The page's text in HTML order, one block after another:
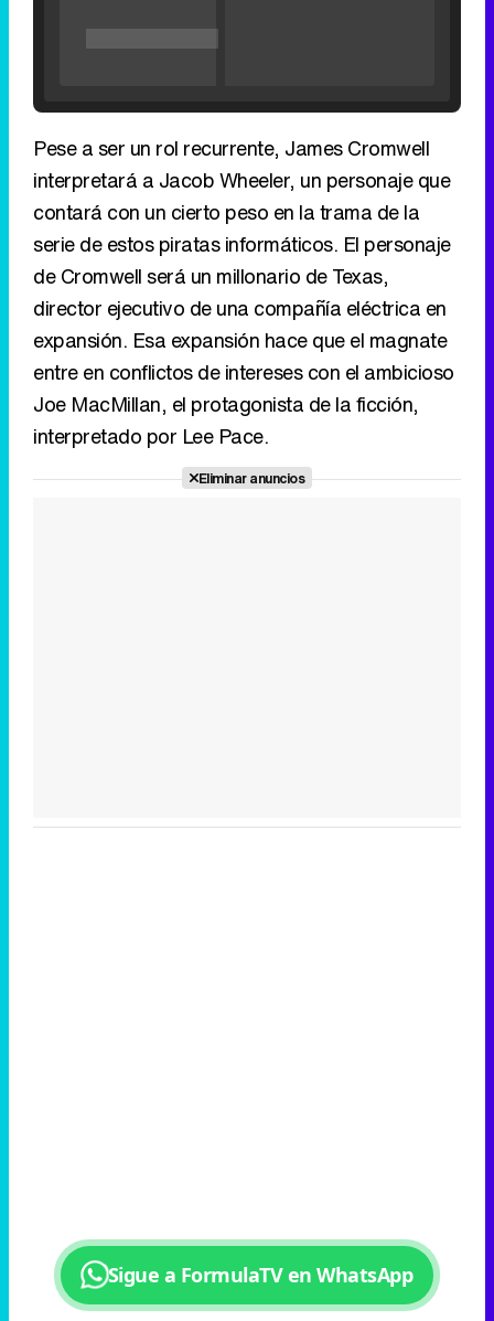
Tráiler de la tercera temporada de 'The Walking Dead: Dead City' de AMC+
Canción ganadora de Eurovisión 2026: DARA con "Bangaranga" por Bulgaria
interpretará a Jacob Wheeler, un personaje que
director ejecutivo de una compañía eléctrica en
expansión. Esa expansión hace que el magnate
entre en conflictos de intereses con el ambicioso
Joe MacMillan, el protagonista de la ficción,
interpretado por Lee Pace.
Eliminar anuncios
A dos metros bajo tierra' y en 'American Horror
Story: Asylum', donde interpretó al doctor Arthur
Arden. Este papel en la serie de Ryan Murphy